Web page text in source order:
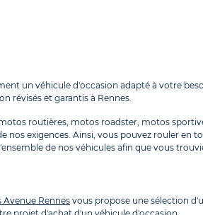
un véhicule d'occasion adapté à votre
révisés et garantis à Rennes.
routières, motos roadster, motos
nos exigences. Ainsi, vous pouvez rouler en
de nos véhicules afin que vous
Avenue Rennes vous propose une sélection